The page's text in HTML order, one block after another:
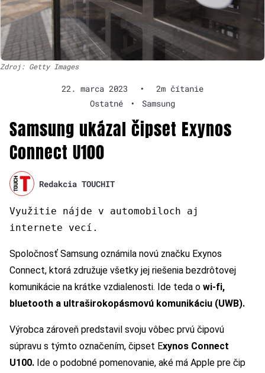
Zdroj: Getty Images
22. marca 2023 •
2m čítanie
Ostatné
• Samsung
Samsung ukázal čipset Exynos
Connect U100
Redakcia TOUCHIT
Využitie nájde v automobiloch aj
internete vecí.
Spoločnosť Samsung oznámila novú značku Exynos
Connect, ktorá združuje všetky jej riešenia bezdrôtovej
komunikácie na krátke vzdialenosti. Ide teda o wi-fi,
bluetooth a ultraširokopásmovú komunikáciu (UWB).
Výrobca zároveň predstavil svoju vôbec prvú čipovú
súpravu s týmto označením, čipset Exynos Connect
U100. Ide o podobné pomenovanie, aké má Apple pre čip